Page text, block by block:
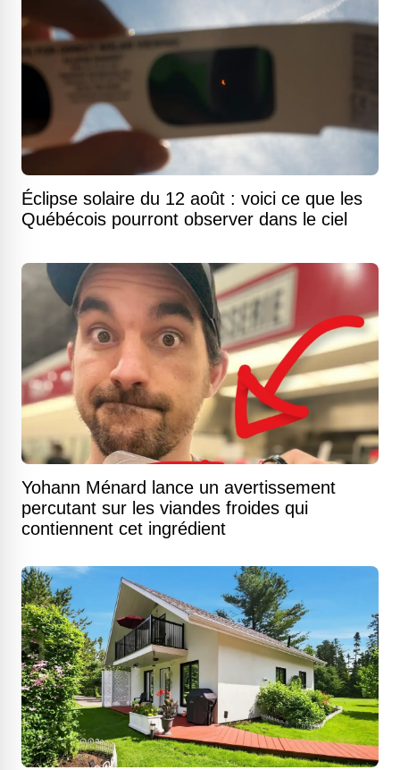
Éclipse solaire du 12 août : voici ce que les
Québécois pourront observer dans le ciel
Yohann Ménard lance un avertissement
percutant sur les viandes froides qui
contiennent cet ingrédient